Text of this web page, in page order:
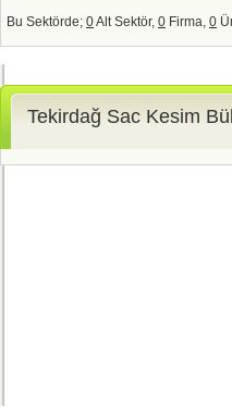
Bu Sektörde; 0Alt Sektör, 0 Firma, 0
Tekirdağ Sac Kesim